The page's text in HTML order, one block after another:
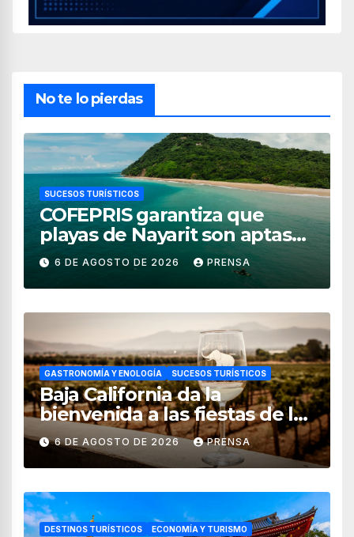
No te lo pierdas
SUCESOS TURÍSTICOS
COFEPRIS garantiza que
playas de Nayarit son aptas
para uso recreativo
6 DE AGOSTO DE 2026 PRENSA
GASTRONOMÍA Y ENOLOGÍA SUCESOS TURÍSTICOS
Baja California da la
bienvenida a las fiestas de la
vendimia 2026
6 DE AGOSTO DE 2026 PRENSA
DESTINOS TURÍSTICOS ECONOMÍA Y TURISMO